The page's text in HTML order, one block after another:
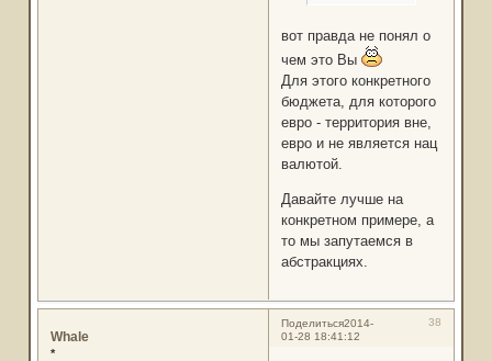
вот правда не понял о
чем это Вы
Для этого конкретного
бюджета, для которого
евро - территория вне,
евро и не является нац
валютой.
Давайте лучше на
конкретном примере, а
то мы запутаемся в
абстракциях.
Поделиться 38
2014-
01-28 18:41:12
Whale
*